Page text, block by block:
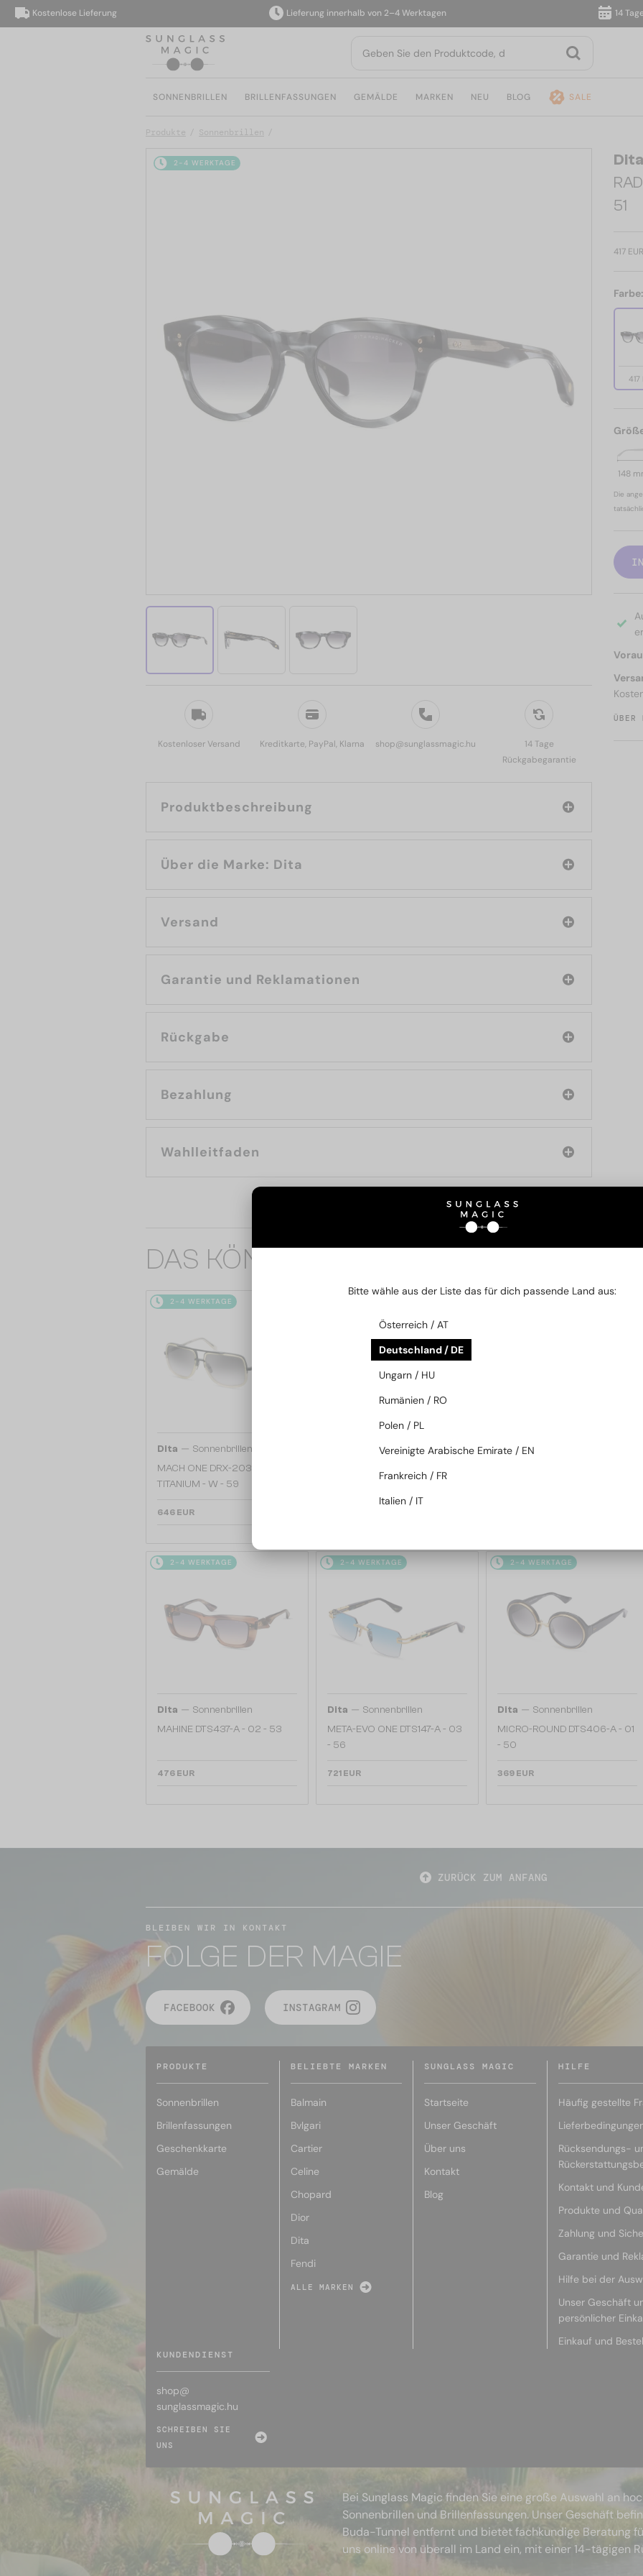
Kostenlose Lieferung Lieferung innerhalb von 2–4 Werktagen 14 Tage
SONNENBRILLEN BRILLENFASSUNGEN GEMÄLDE MARKEN NEU BLOG SALE
Produkte Sonnenbrillen
2-4 WERKTAGE
Kostenloser Versand Kreditkarte, PayPal, Klarna shop@sunglassmagic.hu
14 Tage
Rückgabegarantie
Produktbeschreibung
Über die Marke: Dita
Versand
Garantie und Reklamationen
Rückgabe
Bezahlung
Wahlleitfaden
Dita
51
417 EUR
Farbe:
417
148
Die
ÜBER
DAS KÖNNTE SIE AUCH
2-4 WERKTAGE
Dita — Sonnenbrillen
MACH ONE DRX-2030
TITANIUM - W - 59
646 EUR
Sonnenbrillen
Dita—Sonnenbrillen
2-4 WERKTAGE
Dita — Sonnenbrillen
MAHINE DTS437-A - 02 - 53
476 EUR
2-4 WERKTAGE
Dita — Sonnenbrillen
META-EVO ONE DTS147-A - 03
- 56
721 EUR
2-4 WERKTAGE
Dita — Sonnenbrillen
MICRO-ROUND DTS406-A - 01
- 50
369 EUR
ZURÜCK ZUM ANFANG
BLEIBEN WIR IN KONTAKT
FOLGE DER MAGIE
FACEBOOK INSTAGRAM
PRODUKTE
Sonnenbrillen
Brillenfassungen
Geschenkkarte
Gemälde
BELIEBTE MARKEN
Balmain
Bvlgari
Cartier
Celine
Chopard
Dior
Dita
Fendi
ALLE MARKEN
SUNGLASS MAGIC
Startseite
Unser Geschäft
Über uns
Kontakt
Blog
HILFE
Häufig gestellte
Rücksendungs-
Kontakt und
Produkte und
Zahlung und
Garantie und
Hilfe bei der
Unser Geschäft
persönlicher
Einkauf und
KUNDENDIENST
shop@
sunglassmagic.hu
SCHREIBEN SIE
UNS
Bei Sunglass Magic finden Sie eine große Auswahl an
Sonnenbrillen und Brillenfassungen. Unser Geschäft
Buda-Tunnel entfernt und bietet fachkundige Beratung
uns online von überall im Land ein, mit einer 14-tägigen
Bitte wähle aus der Liste das für dich passende Land aus:
Österreich / AT
Deutschland / DE
Ungarn / HU
Rumänien / RO
Polen / PL
Vereinigte Arabische Emirate / EN
Frankreich / FR
Italien / IT